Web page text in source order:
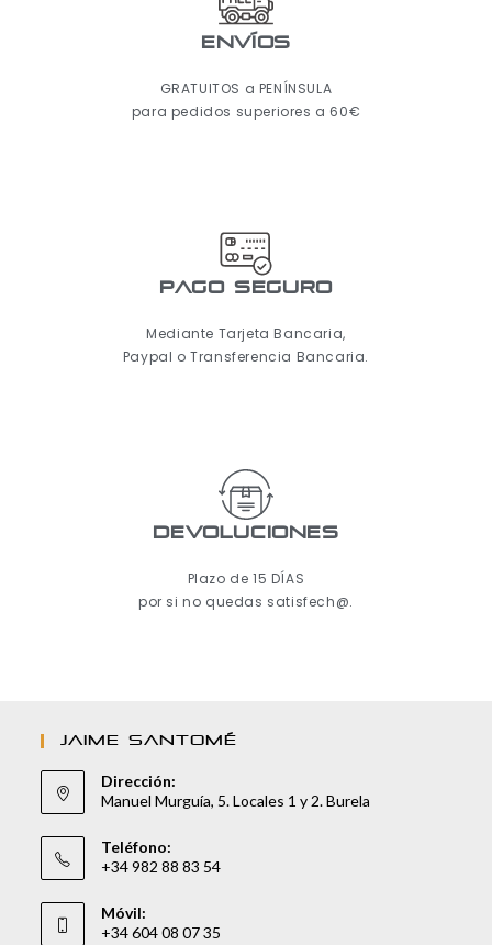
ENVÍOS
GRATUITOS a PENÍNSULA
para pedidos superiores a 60€
pago seguro
Mediante Tarjeta Bancaria,
Paypal o Transferencia Bancaria.
Devoluciones
Plazo de 15 DÍAS
por si no quedas satisfech@.
JAIME SANTOMÉ
Dirección:
Manuel Murguía, 5. Locales 1 y 2. Burela
Teléfono:
+34 982 88 83 54
Móvil:
+34 604 08 07 35